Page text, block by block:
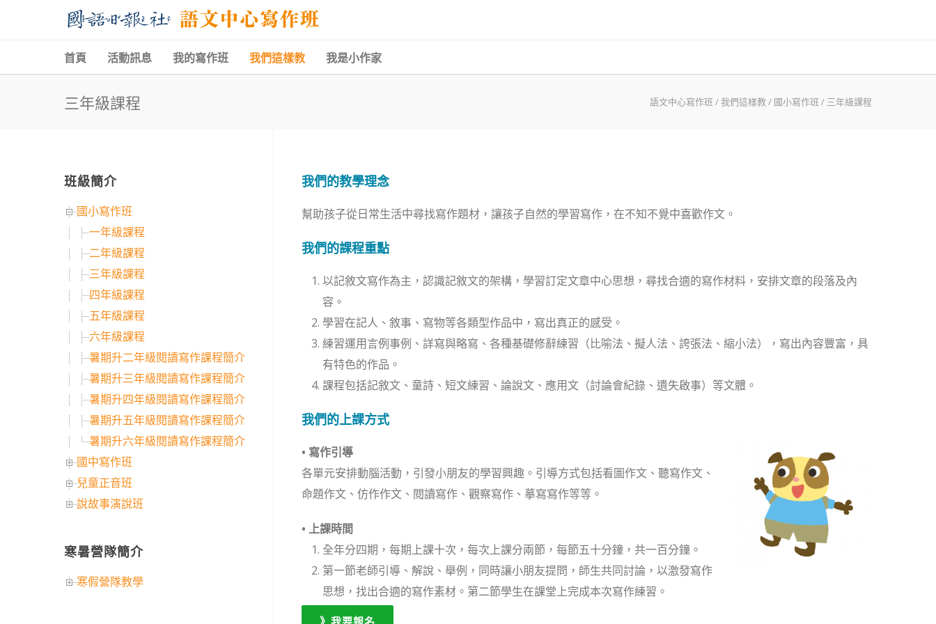
首頁 活動訊息 我的寫作班 我們這樣教 我是小作家
三年級課程 語文中心寫作班 /我們這樣教/ 國小寫作班 / 三年級課程
我們的教學理念
幫助孩子從日常生活中尋找寫作題材，讓孩子自然的學習寫作，在不知不覺中喜歡作文。
我們的課程重點
以記敘文寫作為主，認識記敘文的架構，學習訂定文章中心思想，尋找合適的寫作材料，安排文章的段落及內
容。
學習在記人、敘事、寫物等各類型作品中，寫出真正的感受。
練習運用言例事例、詳寫與略寫、各種基礎修辭練習（比喻法、擬人法、誇張法、縮小法），寫出內容豐富，具
有特色的作品。
課程包括記敘文、童詩、短文練習、論說文、應用文（討論會紀錄、遺失啟事）等文體。
我們的上課方式
• 寫作引導
各單元安排動腦活動，引發小朋友的學習興趣。引導方式包括看圖作文、聽寫作文、
命題作文、仿作作文、閱讀寫作、觀察寫作、摹寫寫作等等。
• 上課時間
全年分四期，每期上課十次，每次上課分兩節，每節五十分鐘，共一百分鐘。
第一節老師引導、解說、舉例，同時讓小朋友提問，師生共同討論，以激發寫作
思想，找出合適的寫作素材。第二節學生在課堂上完成本次寫作練習。
班級簡介
國小寫作班
一年級課程
二年級課程
三年級課程
四年級課程
五年級課程
六年級課程
暑期升二年級閱讀寫作課程簡介
暑期升三年級閱讀寫作課程簡介
暑期升四年級閱讀寫作課程簡介
暑期升五年級閱讀寫作課程簡介
暑期升六年級閱讀寫作課程簡介
國中寫作班
兒童正音班
說故事演說班
寒暑營隊簡介
寒假營隊教學